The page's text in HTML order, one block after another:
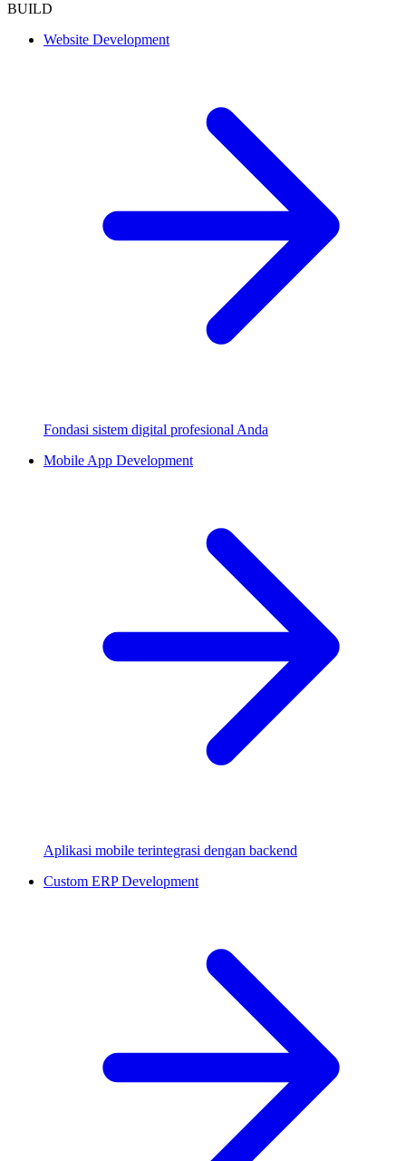
BUILD
Website Development
Fondasi sistem digital profesional Anda
Mobile App Development
Aplikasi mobile terintegrasi dengan backend
Custom ERP Development